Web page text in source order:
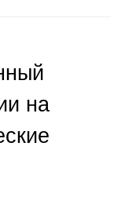
на